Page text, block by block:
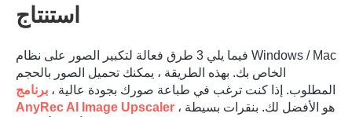
استنتاج
فيما يلي 3 طرق فعالة لتكبير الصور على نظام Windows / Mac
الخاص بك. بهذه الطريقة ، يمكنك تحميل الصور بالحجم
المطلوب. إذا كنت ترغب في طباعة صورك بجودة عالية ، برنامج
AnyRec AI Image Upscaler